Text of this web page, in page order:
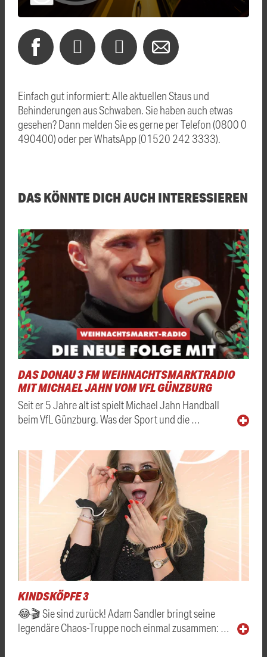
Einfach gut informiert: Alle aktuellen Staus und
Behinderungen aus Schwaben. Sie haben auch etwas
gesehen? Dann melden Sie es gerne per Telefon (0800 0
490400) oder per WhatsApp (01520 242 3333).
DAS KÖNNTE DICH AUCH INTERESSIEREN
DAS DONAU 3 FM WEIHNACHTSMARKTRADIO
MIT MICHAEL JAHN VOM VFL GÜNZBURG
Seit er 5 Jahre alt ist spielt Michael Jahn Handball
beim VfL Günzburg. Was der Sport und die …
KINDSKÖPFE 3
😂🎬 Sie sind zurück! Adam Sandler bringt seine
legendäre Chaos-Truppe noch einmal zusammen: …